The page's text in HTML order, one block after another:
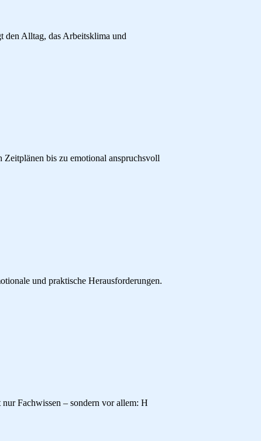
den Alltag, das Arbeitsklima und
bis zu emotional anspruchsvoll
und praktische Herausforderungen.
Fachwissen – sondern vor allem: H